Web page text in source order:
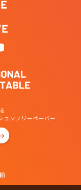
ョンフリーペーパー